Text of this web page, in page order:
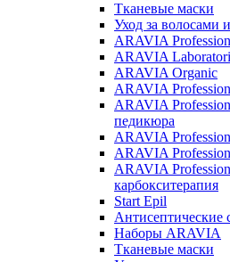
Тканевые маски
Уход за волосами
ARAVIA
ARAVIA
ARAVIA Organic
ARAVIA
ARAVIA
педикюра
ARAVIA
ARAVIA
ARAVIA
карбокситерапия
Start Epil
Антисептические
Наборы ARAVIA
Тканевые маски